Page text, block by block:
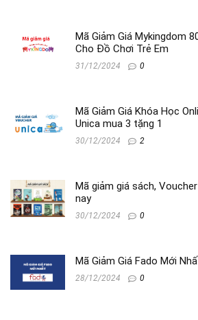
Mã Giảm Giá Mykingdom
Cho Đồ Chơi Trẻ Em
31/12/2024 0
Mã Giảm Giá Khóa Học
Unica mua 3 tặng 1
30/12/2024 2
Mã giảm giá sách,
nay
30/12/2024 0
Mã Giảm Giá Fado Mới
28/12/2024 0